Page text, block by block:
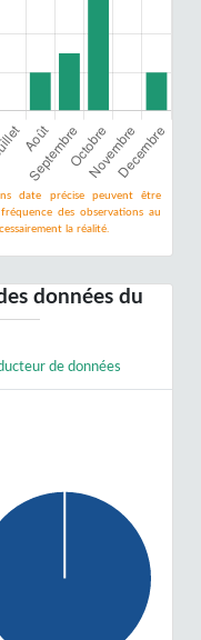
date précise peuvent être
des observations au
la réalité.
données du
de données